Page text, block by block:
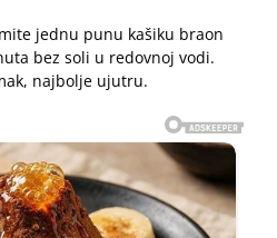
jednu punu kašiku braon
bez soli u redovnoj vodi.
najbolje ujutru.